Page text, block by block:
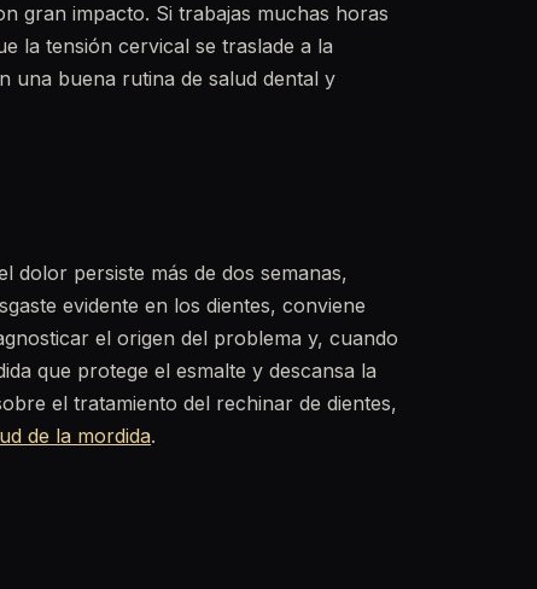
gran impacto. Si trabajas muchas horas
la tensión cervical se traslade a la
una buena rutina de salud dental y
dolor persiste más de dos semanas,
evidente en los dientes, conviene
el origen del problema y, cuando
que protege el esmalte y descansa la
el tratamiento del rechinar de dientes,
de la mordida.